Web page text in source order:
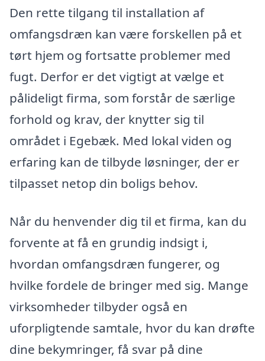
Den rette tilgang til installation af
omfangsdræn kan være forskellen på et
tørt hjem og fortsatte problemer med
fugt. Derfor er det vigtigt at vælge et
pålideligt firma, som forstår de særlige
forhold og krav, der knytter sig til
området i Egebæk. Med lokal viden og
erfaring kan de tilbyde løsninger, der er
tilpasset netop din boligs behov.
Når du henvender dig til et firma, kan du
forvente at få en grundig indsigt i,
hvordan omfangsdræn fungerer, og
hvilke fordele de bringer med sig. Mange
virksomheder tilbyder også en
uforpligtende samtale, hvor du kan drøfte
dine bekymringer, få svar på dine